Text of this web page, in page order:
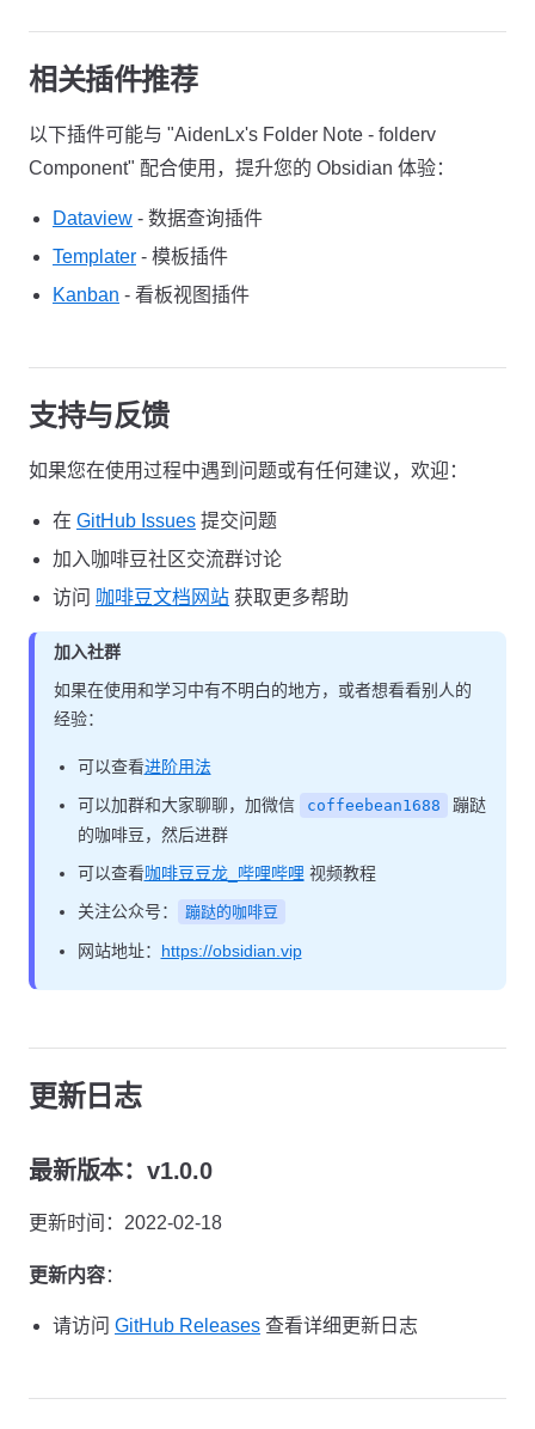
相关插件推荐
以下插件可能与 "AidenLx's Folder Note - folderv
Component" 配合使用，提升您的 Obsidian 体验：
Dataview - 数据查询插件
Templater - 模板插件
Kanban - 看板视图插件
支持与反馈
如果您在使用过程中遇到问题或有任何建议，欢迎：
在 GitHub Issues 提交问题
加入咖啡豆社区交流群讨论
访问 咖啡豆文档网站 获取更多帮助
加入社群
如果在使用和学习中有不明白的地方，或者想看看别人的
经验：
可以查看进阶用法
可以加群和大家聊聊，加微信
coffeebean1688
蹦跶
的咖啡豆，然后进群
可以查看咖啡豆豆龙_哔哩哔哩 视频教程
关注公众号：
蹦跶的咖啡豆
网站地址： https://obsidian.vip
更新日志
最新版本：v1.0.0
更新时间：2022-02-18
更新内容：
请访问 GitHub Releases 查看详细更新日志